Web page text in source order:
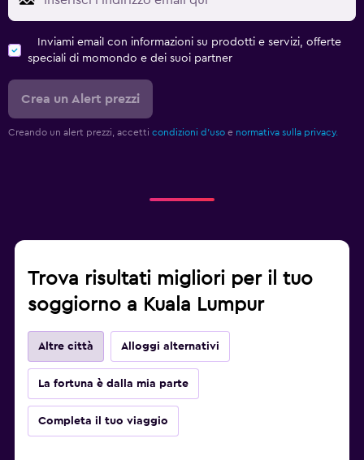
Inviami email con informazioni su prodotti e servizi, offerte
speciali di momondo e dei suoi partner
Crea un Alert prezzi
Creando un alert prezzi, accetti condizioni d'uso e normativa sulla privacy.
Trova risultati migliori per il tuo
soggiorno a Kuala Lumpur
Altre città Alloggi alternativi
La fortuna è dalla mia parte
Completa il tuo viaggio